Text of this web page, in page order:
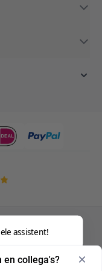
rechten
en collega's?
assistent!